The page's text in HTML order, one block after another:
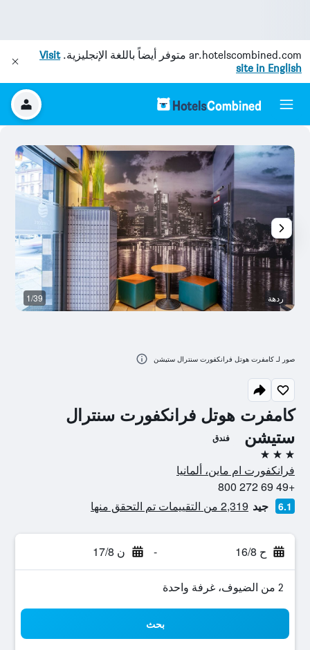
ar.hotelscombined.com متوفر أيضاً باللغة الإنجليزية.Visit
site in English
كامفرت هوتل فرانكفورت سنترال
ستيشن
فندق
3 نجوم
فرانكفورت ام ماين، ألمانيا
+49 69 272 800
6.1 جيد 2,319 من التقييمات تم التحقق منها
ح 16/8 - ن 17/8
2 من الضيوف، غرفة واحدة
بحث
ردهة 1/39
صور لـ كامفرت هوتل فرانكفورت سنترال ستيشن